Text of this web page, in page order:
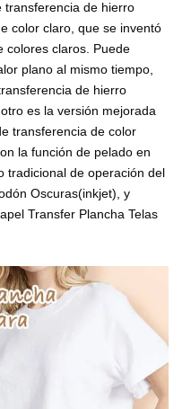
transferencia de hierro
color claro, que se inventó
colores claros. Puede
plano al mismo tiempo,
de hierro
es la versión mejorada
transferencia de color
la función de pelado en
tradicional de operación del
Oscuras(inkjet), y
Transfer Plancha Telas